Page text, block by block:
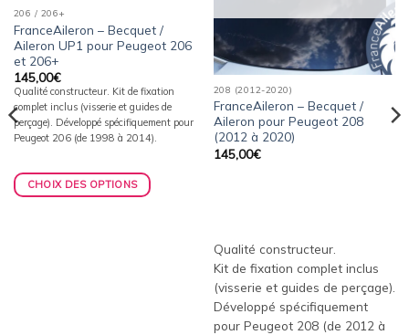
206 / 206+
FranceAileron – Becquet /
Aileron UP1 pour Peugeot 206
et 206+
145,00€
Qualité constructeur. Kit de fixation
complet inclus (visserie et guides de
perçage). Développé spécifiquement pour
Peugeot 206 (de 1998 à 2014).
CHOIX DES OPTIONS
208 (2012-2020)
FranceAileron – Becquet /
Aileron pour Peugeot 208
(2012 à 2020)
145,00€
Qualité constructeur.
Kit de fixation complet inclus
(visserie et guides de perçage).
Développé spécifiquement
pour Peugeot 208 (de 2012 à